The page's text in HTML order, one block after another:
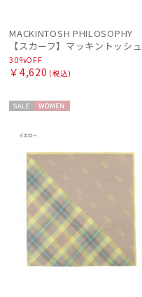
MACKINTOSH PHILOSOPHY
30%OFF
￥4,620 (税込)
ル
N